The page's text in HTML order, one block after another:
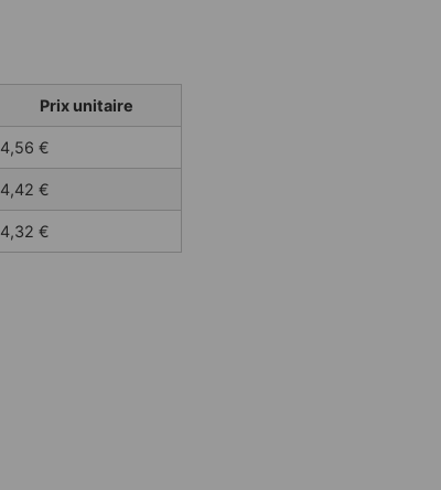
Prix unitaire
4,56 €
4,42 €
4,32 €